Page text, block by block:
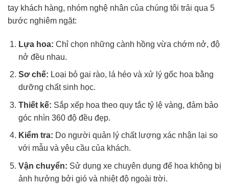
tay khách hàng, nhóm nghệ nhân của chúng tôi trải qua 5
bước nghiêm ngặt:
Lựa hoa: Chỉ chọn những cành hồng vừa chớm nở, độ
nở đều nhau.
Sơ chế: Loại bỏ gai rào, lá héo và xử lý gốc hoa bằng
dưỡng chất sinh học.
Thiết kế: Sắp xếp hoa theo quy tắc tỷ lệ vàng, đảm bảo
góc nhìn 360 độ đều đẹp.
Kiểm tra: Do người quản lý chất lượng xác nhận lại so
với mẫu và yêu cầu của khách.
Vận chuyển: Sử dụng xe chuyên dụng để hoa không bị
ảnh hưởng bởi gió và nhiệt độ ngoài trời.